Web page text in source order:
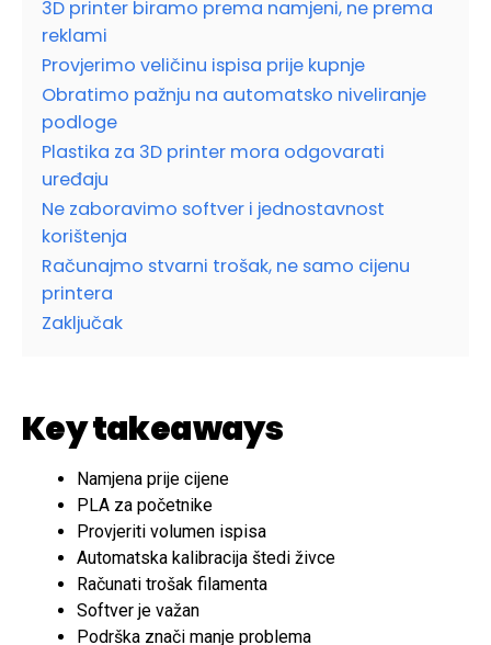
3D printer biramo prema namjeni, ne prema
reklami
Provjerimo veličinu ispisa prije kupnje
Obratimo pažnju na automatsko niveliranje
podloge
Plastika za 3D printer mora odgovarati
uređaju
Ne zaboravimo softver i jednostavnost
korištenja
Računajmo stvarni trošak, ne samo cijenu
printera
Zaključak
Key takeaways
Namjena prije cijene
PLA za početnike
Provjeriti volumen ispisa
Automatska kalibracija štedi živce
Računati trošak filamenta
Softver je važan
Podrška znači manje problema